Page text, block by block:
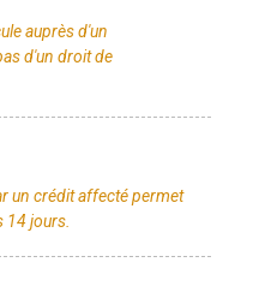
auprès d'un
d'un droit de
un crédit affecté permet